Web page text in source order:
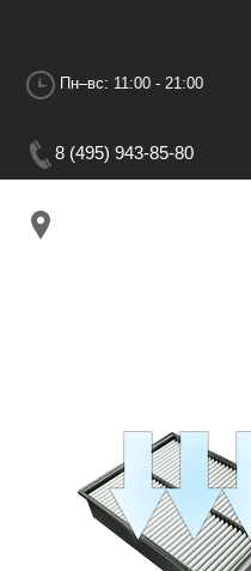
Пн–вс: 11:00 - 21:00
8 (495) 943-85-80